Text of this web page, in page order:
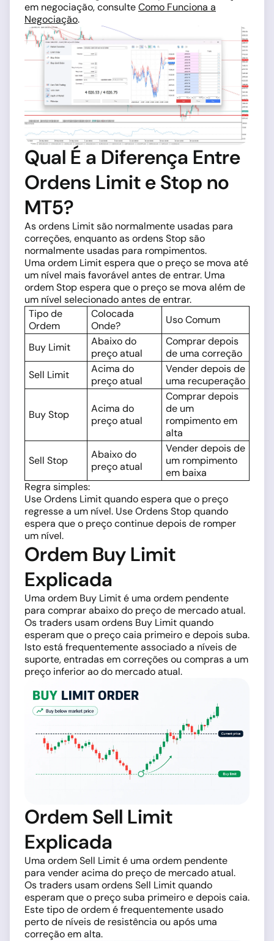
em negociação, consulteComo Funciona a
Negociação.
Qual É a Diferença Entre
Ordens Limit e Stop no
MT5?
As ordens Limit são normalmente usadas para
correções, enquanto as ordens Stop são
normalmente usadas para rompimentos.
Uma ordem Limit espera que o preço se mova até
um nível mais favorável antes de entrar. Uma
ordem Stop espera que o preço se mova além de
um nível selecionado antes de entrar.
Tipo de
Ordem
Colocada
Onde?
Uso Comum
Buy Limit
Abaixo do
preço atual
Comprar depois
de uma correção
Sell Limit
Acima do
preço atual
Vender depois de
uma recuperação
Buy Stop
Acima do
preço atual
Comprar depois
de um
rompimento em
alta
Sell Stop
Abaixo do
preço atual
Vender depois de
um rompimento
em baixa
Regra simples:
Use Ordens Limit quando espera que o preço
regresse a um nível. Use Ordens Stop quando
espera que o preço continue depois de romper
um nível.
Ordem Buy Limit
Explicada
Uma ordem Buy Limit é uma ordem pendente
para comprar abaixo do preço de mercado atual.
Os traders usam ordens Buy Limit quando
esperam que o preço caia primeiro e depois suba.
Isto está frequentemente associado a níveis de
suporte, entradas em correções ou compras a um
preço inferior ao do mercado atual.
Ordem Sell Limit
Explicada
Uma ordem Sell Limit é uma ordem pendente
para vender acima do preço de mercado atual.
Os traders usam ordens Sell Limit quando
esperam que o preço suba primeiro e depois caia.
Este tipo de ordem é frequentemente usado
perto de níveis de resistência ou após uma
correção em alta.